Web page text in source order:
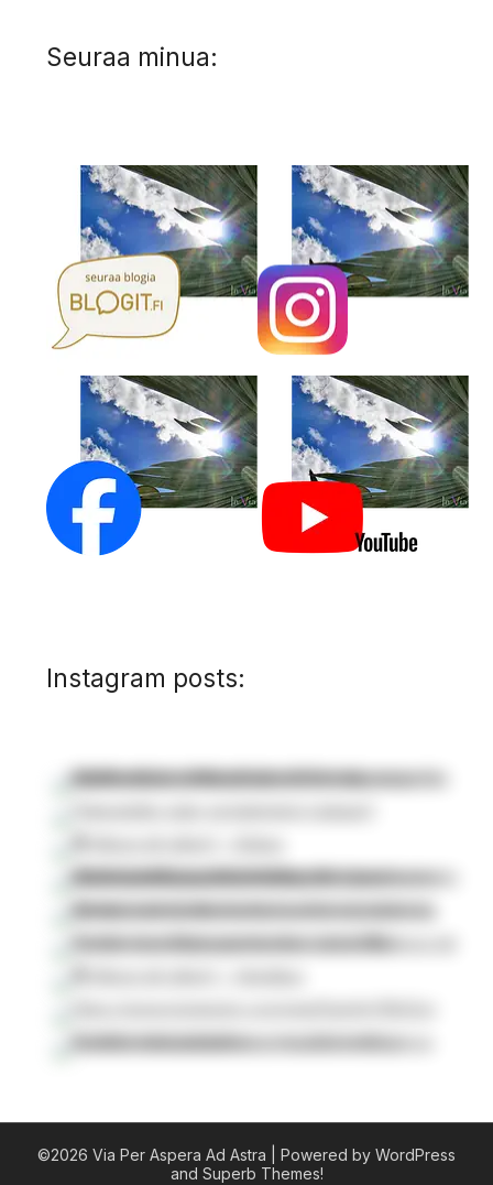
Seuraa minua:
Instagram posts:
©2026 Via Per Aspera Ad Astra
| Powered by WordPress
and Superb Themes!